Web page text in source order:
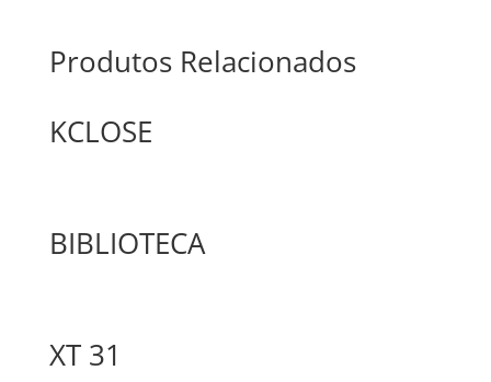
Produtos Relacionados
KCLOSE
BIBLIOTECA
XT 31